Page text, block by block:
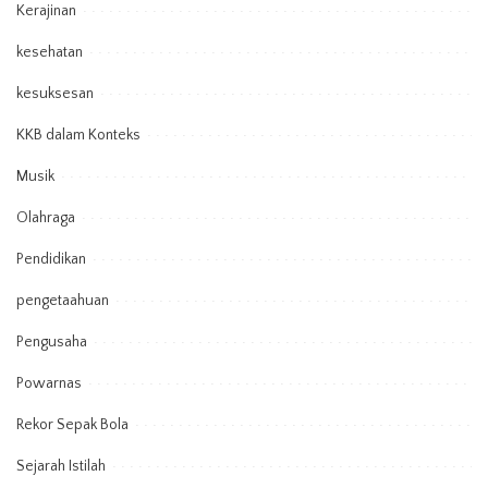
Kerajinan
kesehatan
kesuksesan
KKB dalam Konteks
Musik
Olahraga
Pendidikan
pengetaahuan
Pengusaha
Powarnas
Rekor Sepak Bola
Sejarah Istilah